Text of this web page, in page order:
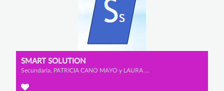
SMART SOLUTION
Secundaria, PATRICIA CANO MAYO y LAURA MORENO JUNQUERA